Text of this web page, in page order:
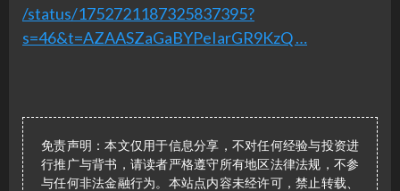
/status/1752721187325837395?
s=46&t=AZAASZaGaBYPeIarGR9KzQ …
免责声明：本文仅用于信息分享，不对任何经验与投资进
行推广与背书，请读者严格遵守所有地区法律法规，不参
与任何非法金融行为。本站点内容未经许可，禁止转载、